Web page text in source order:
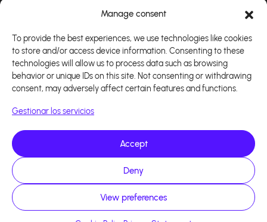
Manage consent
To provide the best experiences, we use technologies like cookies
to store and/or access device information. Consenting to these
technologies will allow us to process data such as browsing
behavior or unique IDs on this site. Not consenting or withdrawing
consent, may adversely affect certain features and functions.
Gestionar los servicios
Accept
Deny
View preferences
Copyright 2026 - Logiciel d'affiliation - Tous droits